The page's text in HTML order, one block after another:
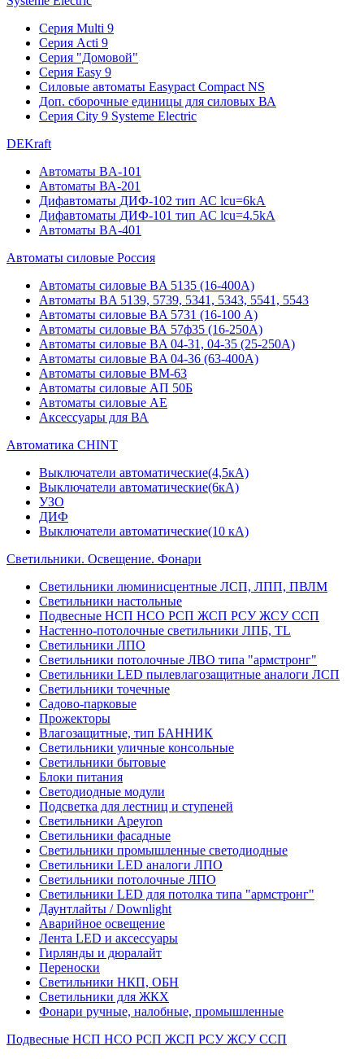
Серия Multi 9
Серия Acti 9
Серия "Домовой"
Серия Easy 9
Силовые автоматы Easypact Compact NS
Доп. сборочные единицы для силовых ВА
Серия City 9 Systeme Electric
DEKraft
Автоматы BA-101
Автоматы ВА-201
Дифавтоматы ДИФ-102 тип АС lcu=6kA
Дифавтоматы ДИФ-101 тип АС lcu=4.5kA
Автоматы BA-401
Автоматы силовые Россия
Автоматы силовые BA 5135 (16-400А)
Автоматы BA 5139, 5739, 5341, 5343, 5541, 5543
Автоматы силовые BA 5731 (16-100 А)
Автоматы силовые ВА 57ф35 (16-250А)
Автоматы силовые BA 04-31, 04-35 (25-250А)
Автоматы силовые BA 04-36 (63-400А)
Автоматы силовые ВМ-63
Автоматы силовые АП 50Б
Автоматы силовые АЕ
Аксессуары для ВА
Автоматика CHINT
Выключатели автоматические(4,5кА)
Выключатели автоматические(6кА)
УЗО
ДИФ
Выключатели автоматические(10 кА)
Светильники. Освещение. Фонари
Светильники люминисцентные ЛСП, ЛПП, ПВЛМ
Светильники настольные
Подвесные НСП НСО РСП ЖСП РСУ ЖСУ ССП
Настенно-потолочные светильники ЛПБ, TL
Светильники ЛПО
Светильники потолочные ЛВО типа "армстронг"
Светильники LED пылевлагозащитные аналоги ЛСП
Светильники точечные
Садово-парковые
Прожекторы
Влагозащитные, тип БАННИК
Светильники уличные консольные
Светильники бытовые
Блоки питания
Светодиодные модули
Подсветка для лестниц и ступеней
Светильники Apeyron
Светильники фасадные
Светильники промышленные светодиодные
Светильники LED аналоги ЛПО
Светильники потолочные ЛПО
Светильники LED для потолка типа "армстронг"
Даунтлайты / Downlight
Аварийное освещение
Лента LED и аксессуары
Гирлянды и дюралайт
Переноски
Светильники НКП, ОБН
Светильники для ЖКХ
Фонари ручные, налобные, промышленные
Подвесные НСП НСО РСП ЖСП РСУ ЖСУ ССП